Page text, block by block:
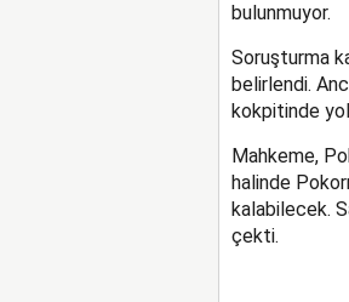
bulunmuyor.
Soruşturma
belirlendi.
kokpitinde
Mahkeme,
halinde
kalabilecek.
çekti.